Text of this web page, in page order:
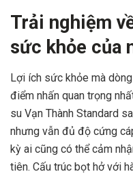
Trải nghiệm
sức khỏe của
Lợi ích sức khỏe mà
điểm nhấn quan trọng
su Vạn Thành Standard
nhưng vẫn đủ độ cứng
kỳ ai cũng có thể cảm
tiên. Cấu trúc bọt hở với